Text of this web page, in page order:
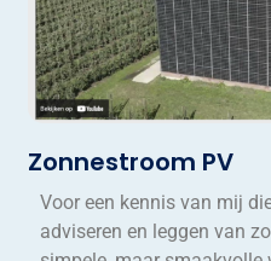
Zonnestroom PV
Voor een kennis van mij
adviseren en leggen van